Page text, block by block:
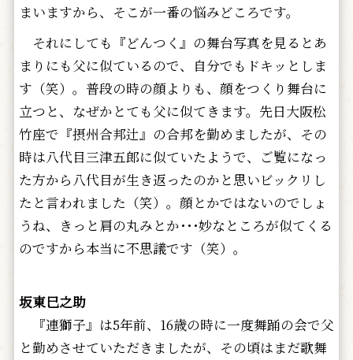
まいますから、そこが一番の悩みどころです。
それにしても『どんつく』の舞台写真を見るとあ
まりにも父に似ているので、自分でもドキッとしま
す（笑）。普段の時の顔よりも、顔をつくり舞台に
立つと、なぜかとても父に似てきます。先日大阪松
竹座で『摂州合邦辻』の合邦を勤めましたが、その
時は八代目三津五郎に似ていたようで、ご覧になっ
た方から八代目が生き返ったのかと思いビックリし
たと言われました（笑）。顔とかではないのでしょ
うね、きっと肩の丸みとか･･･妙なところが似てくる
のですから本当に不思議です（笑）。
坂東巳之助
『連獅子』は5年前、16歳の時に一度舞踊の会で父
と勤めさせていただきましたが、その頃はまだ歌舞